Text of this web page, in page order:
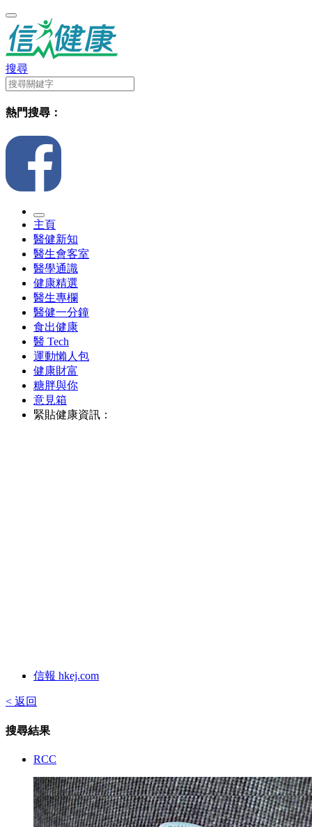
搜尋
熱門搜尋：
主頁
醫健新知
醫生會客室
醫學通識
健康精選
醫生專欄
醫健一分鐘
食出健康
醫 Tech
運動懶人包
健康財富
糖胖與你
意見箱
緊貼健康資訊：
信報 hkej.com
< 返回
搜尋結果
RCC